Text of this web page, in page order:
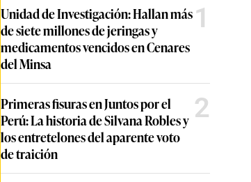
Unidad de Investigación: Hallan más
de siete millones de jeringas y
medicamentos vencidos en Cenares
del Minsa
1
Primeras fisuras en Juntos por el
Perú: La historia de Silvana Robles y
los entretelones del aparente voto
de traición
2